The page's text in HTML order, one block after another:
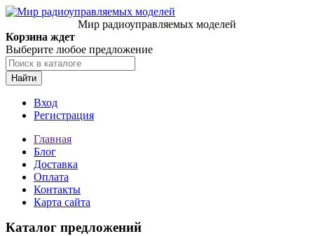
Мир радиоуправляемых моделей
Корзина ждет
Выберите любое предложение
Найти
Вход
Регистрация
Главная
Блог
Доставка
Оплата
Контакты
Карта сайта
Каталог предложений